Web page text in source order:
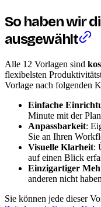
So haben wir
ausgewählt
Alle 12 Vorlagen sind
flexibelsten
Vorlage nach folgenden
Einfache
Minute mit der
Anpassbarkeit:
Sie an Ihren
Visuelle Klarheit:
auf einen Blick
Einzigartiger
anderen nicht haben
Sie können jede dieser